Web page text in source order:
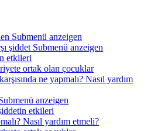
Submenü anzeigen
şiddet Submenü anzeigen
etkileri
ortak olan çocuklar
ne yapmalı? Nasıl yardım
anzeigen
etkileri
Nasıl yardım etmeli?